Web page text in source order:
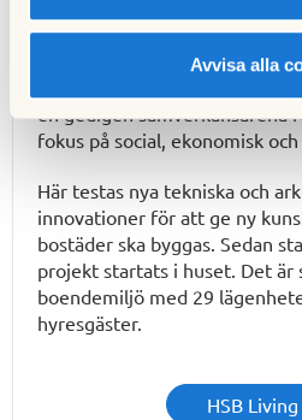
Avvisa alla
Forskning om
HSB Living Lab, på Chalmers
en gedigen samverkansarena
fokus på social, ekonomisk
Här testas nya tekniska och
innovationer för att ge ny
bostäder ska byggas. Sedan
projekt startats i huset. Det är
boendemiljö med 29
hyresgäster.
HSB